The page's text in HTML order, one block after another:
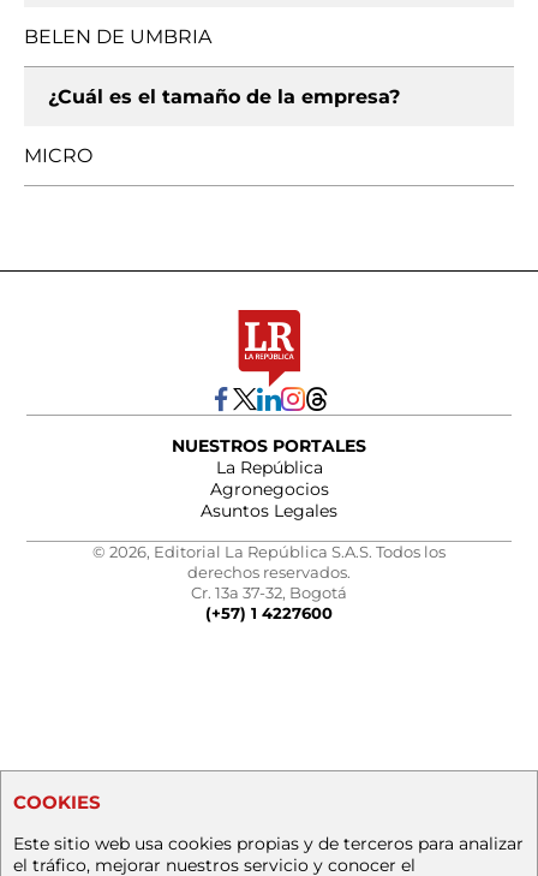
BELEN DE UMBRIA
¿Cuál es el tamaño de la empresa?
MICRO
NUESTROS PORTALES
La República
Agronegocios
Asuntos Legales
© 2026, Editorial La República S.A.S. Todos los
derechos reservados.
Cr. 13a 37-32, Bogotá
(+57) 1 4227600
COOKIES
Este sitio web usa cookies propias y de terceros para analizar
el tráfico, mejorar nuestros servicio y conocer el